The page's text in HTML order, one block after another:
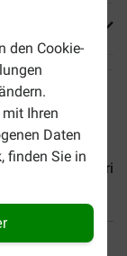
den Cookie-
Ihren
Daten
finden Sie in
Basic...
bezahlen